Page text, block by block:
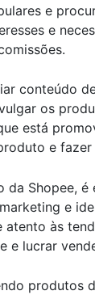
e
e
conteúdo
os
está
e fazer
Shopee,
e
às
e lucrar
produtos